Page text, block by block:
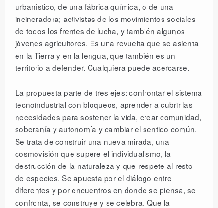
urbanístico, de una fábrica química, o de una
incineradora; activistas de los movimientos sociales
de todos los frentes de lucha, y también algunos
jóvenes agricultores. Es una revuelta que se asienta
en la Tierra y en la lengua, que también es un
territorio a defender. Cualquiera puede acercarse.
La propuesta parte de tres ejes: confrontar el sistema
tecnoindustrial con bloqueos, aprender a cubrir las
necesidades para sostener la vida, crear comunidad,
soberanía y autonomía y cambiar el sentido común.
Se trata de construir una nueva mirada, una
cosmovisión que supere el individualismo, la
destrucción de la naturaleza y que respete al resto
de especies. Se apuesta por el diálogo entre
diferentes y por encuentros en donde se piensa, se
confronta, se construye y se celebra. Que la